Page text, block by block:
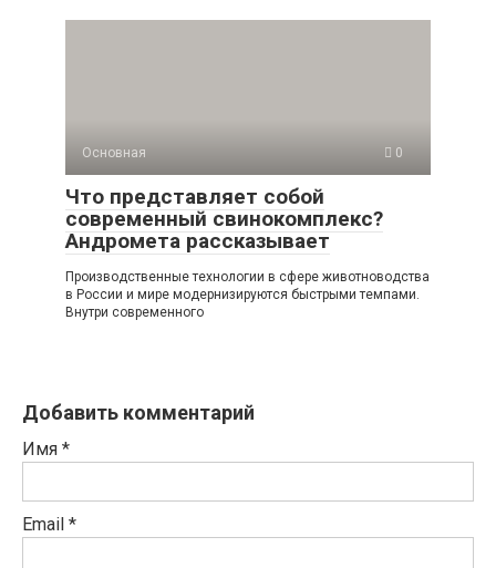
Основная 0
Что представляет собой
современный свинокомплекс?
Андромета рассказывает
Производственные технологии в сфере животноводства
в России и мире модернизируются быстрыми темпами.
Внутри современного
Добавить комментарий
Имя *
Email *